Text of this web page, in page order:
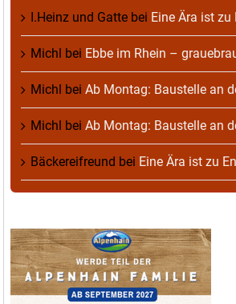
I.Heinz und Gatte bei Eine Ära ist zu
Michl bei Ebbe im Rhein –
Michl bei Ab Montag: Baustelle an
Michl bei Ab Montag: Baustelle an
Bäckereifreund bei Eine Ära ist zu